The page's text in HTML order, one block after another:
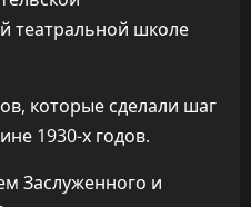
театральной школе
которые сделали шаг
1930-х годов.
Заслуженного и